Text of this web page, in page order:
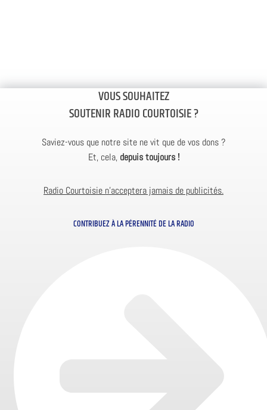
VOUS SOUHAITEZ
SOUTENIR RADIO COURTOISIE ?
Saviez-vous que notre site ne vit que de vos dons ?
Et, cela, depuis toujours !
Radio Courtoisie n’acceptera jamais de publicités.
CONTRIBUEZ À LA PÉRENNITÉ DE LA RADIO